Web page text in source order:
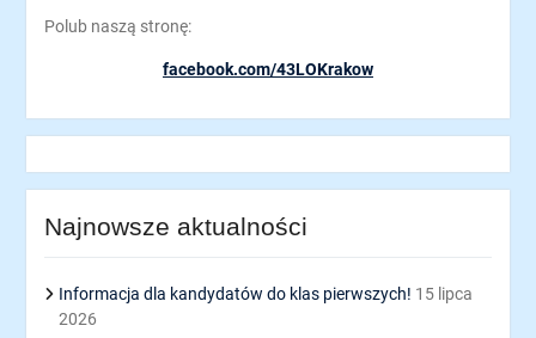
Polub naszą stronę:
facebook.com/43LOKrakow
Najnowsze aktualności
Informacja dla kandydatów do klas pierwszych! 15 lipca
2026